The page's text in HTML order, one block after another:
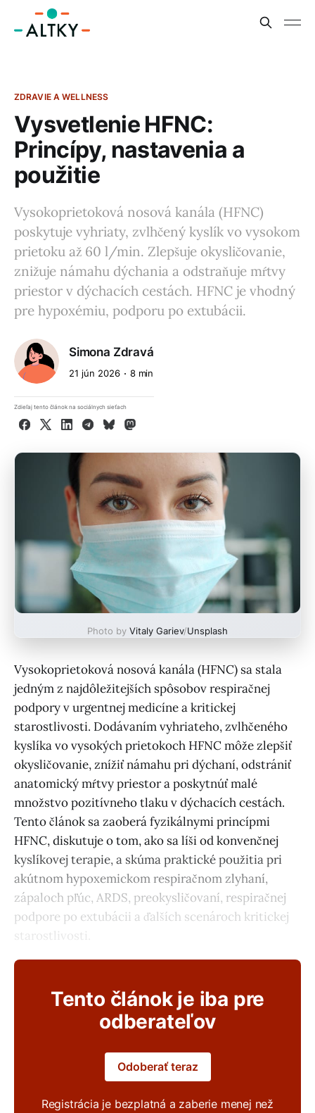
ZDRAVIE A WELLNESS
Vysvetlenie HFNC:
Princípy, nastavenia a
použitie
Vysokoprietoková nosová kanála (HFNC)
poskytuje vyhriaty, zvlhčený kyslík vo vysokom
prietoku až 60 l/min. Zlepšuje okysličovanie,
znižuje námahu dýchania a odstraňuje mŕtvy
priestor v dýchacích cestách. HFNC je vhodný
pre hypoxémiu, podporu po extubácii.
Simona Zdravá
21 jún 2026 8 min
Zdieľaj tento článok na sociálnych sieťach
Facebook
X LinkedInTelegram
BlueskyMastodon
Photo by Vitaly Gariev/Unsplash
Vysokoprietoková nosová kanála (HFNC) sa stala
jedným z najdôležitejších spôsobov respiračnej
podpory v urgentnej medicíne a kritickej
starostlivosti. Dodávaním vyhriateho, zvlhčeného
kyslíka vo vysokých prietokoch HFNC môže zlepšiť
okysličovanie, znížiť námahu pri dýchaní, odstrániť
anatomický mŕtvy priestor a poskytnúť malé
množstvo pozitívneho tlaku v dýchacích cestách.
Tento článok sa zaoberá fyzikálnymi princípmi
HFNC, diskutuje o tom, ako sa líši od konvenčnej
kyslíkovej terapie, a skúma praktické použitia pri
akútnom hypoxemickom respiračnom zlyhaní,
zápaloch pľúc, ARDS, preokysličovaní, respiračnej
podpore po extubácii a ďalších scenároch kritickej
starostlivosti.
Tento článok je iba pre
odberateľov
Odoberať teraz
Registrácia je bezplatná a zaberie menej než